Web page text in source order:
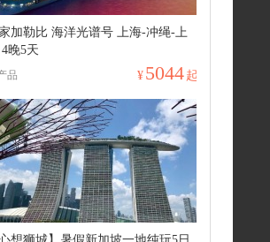
加勒比 海洋光谱号 上海-冲绳-上
晚5天
品 ¥ 5044 起